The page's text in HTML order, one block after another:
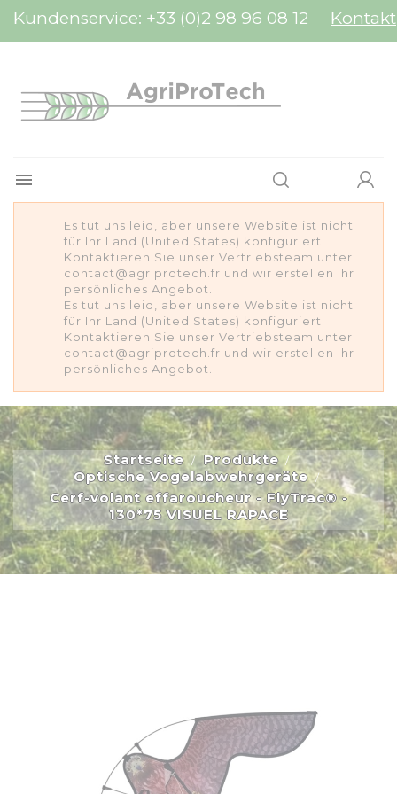
Kundenservice: +33 (0)2 98 96 08 12 Kontakt

Es tut uns leid, aber unsere Website ist nicht
für Ihr Land (United States) konfiguriert.
Kontaktieren Sie unser Vertriebsteam unter
contact@agriprotech.fr und wir erstellen Ihr
persönliches Angebot.
Es tut uns leid, aber unsere Website ist nicht
für Ihr Land (United States) konfiguriert.
Kontaktieren Sie unser Vertriebsteam unter
contact@agriprotech.fr und wir erstellen Ihr
persönliches Angebot.
Startseite
Produkte
Optische Vogelabwehrgeräte
Cerf-volant effaroucheur - FlyTrac® -
130*75 VISUEL RAPACE
Cookie-Einstellungen